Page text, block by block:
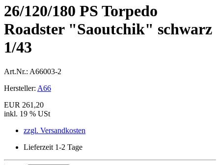
26/120/180 PS Torpedo
Roadster "Saoutchik" schwarz
1/43
Art.Nr.: A66003-2
Hersteller: A66
EUR 261,20
inkl. 19 % USt
zzgl. Versandkosten
Lieferzeit 1-2 Tage